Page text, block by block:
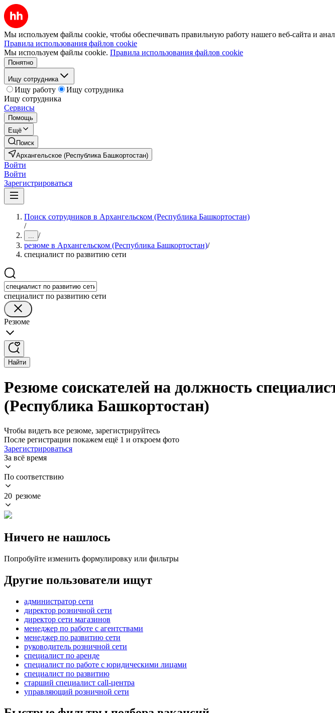
Мы используем файлы cookie, чтобы обеспечивать правильную работу нашего веб-сайта и
Правила использования файлов cookie
Мы используем файлы cookie. Правила использования файлов cookie
Понятно
Ищу сотрудника
Ищу работу
Ищу сотрудника
Ищу сотрудника
Сервисы
Помощь
Ещё
Поиск
Архангельское (Республика Башкортостан)
Войти
Войти
Зарегистрироваться
Поиск сотрудников в Архангельском (Республика Башкортостан)
/
... /
резюме в Архангельском (Республика Башкортостан)/
специалист по развитию сети
специалист по развитию сети
Резюме
Найти
Резюме соискателей на должность
(Республика Башкортостан)
Чтобы видеть все резюме, зарегистрируйтесь
После регистрации покажем ещё 1 и откроем фото
Зарегистрироваться
За всё время
По соответствию
20 резюме
Ничего не нашлось
Попробуйте изменить формулировку или фильтры
Другие пользователи ищут
администратор сети
директор розничной сети
директор сети магазинов
менеджер по работе с агентствами
менеджер по развитию сети
руководитель розничной сети
специалист по аренде
специалист по работе с юридическими лицами
специалист по развитию
старший специалист call-центра
управляющий розничной сети